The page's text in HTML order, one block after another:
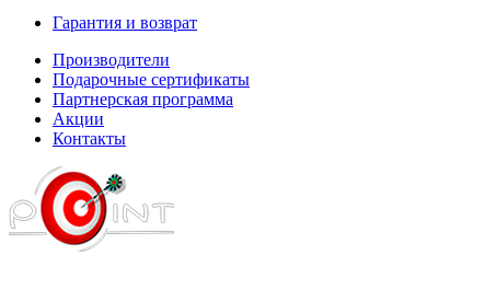
Гарантия и возврат
Производители
Подарочные сертификаты
Партнерская программа
Акции
Контакты